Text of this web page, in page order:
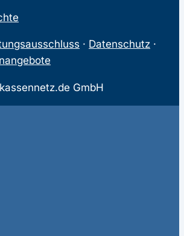
· Datenschutz ·
GmbH